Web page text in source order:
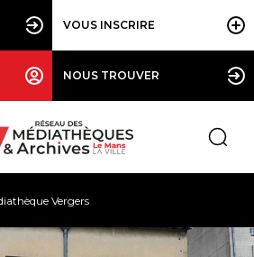
VOUS INSCRIRE
NOUS TROUVER
Vergers